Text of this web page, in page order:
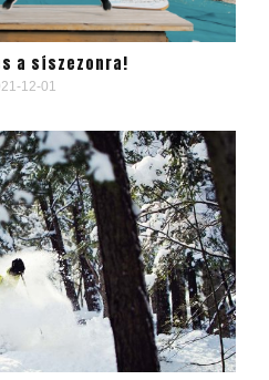
a síszezonra!
12-01